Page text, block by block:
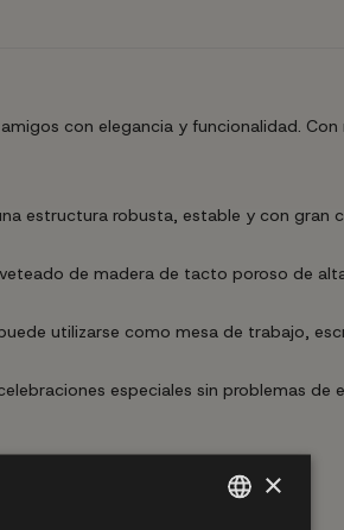
con elegancia y funcionalidad. Con
estructura robusta, estable y con gran
de madera de tacto poroso de
utilizarse como mesa de trabajo,
especiales sin problemas de
×